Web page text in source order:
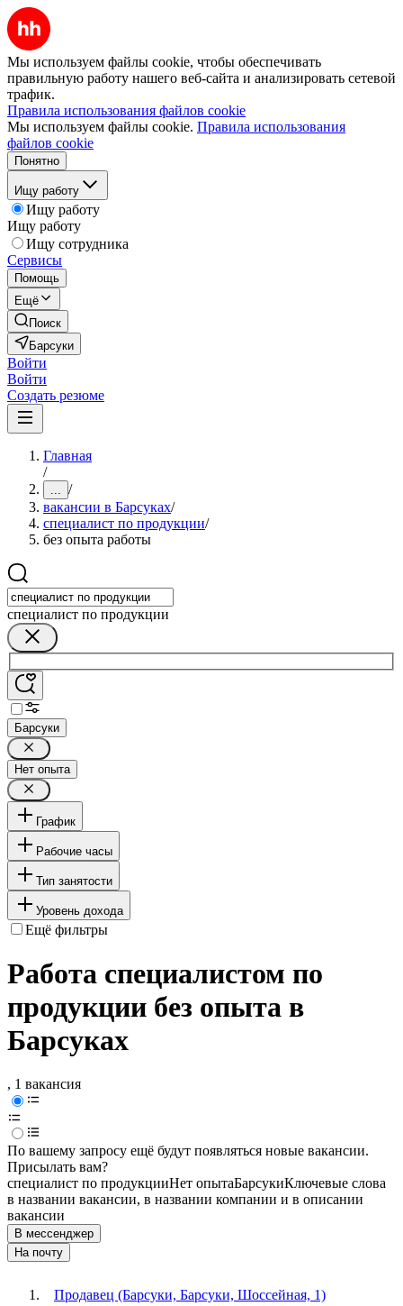
Мы используем файлы cookie, чтобы обеспечивать
правильную работу нашего веб-сайта и анализировать сетевой
трафик.
Правила использования файлов cookie
Мы используем файлы cookie. Правила использования
файлов cookie
Понятно
Ищу работу
Ищу работу
Ищу работу
Ищу сотрудника
Сервисы
Помощь
Ещё
Поиск
Барсуки
Войти
Войти
Создать резюме
Главная
/
... /
вакансии в Барсуках/
специалист по продукции/
без опыта работы
специалист по продукции
Барсуки
Нет опыта
График
Рабочие часы
Тип занятости
Уровень дохода
Ещё фильтры
Работа специалистом по
продукции без опыта в
Барсуках
, 1 вакансия
По вашему запросу ещё будут появляться новые вакансии.
Присылать вам?
специалист по продукцииНет опытаБарсукиКлючевые слова
в названии вакансии, в названии компании и в описании
вакансии
В мессенджер
На почту
Продавец (Барсуки, Барсуки, Шоссейная, 1)